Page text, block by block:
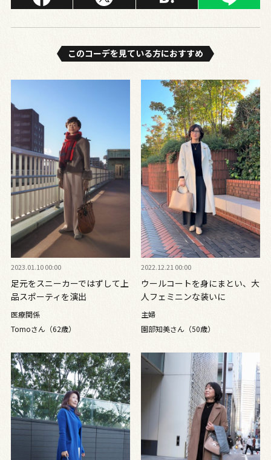
このコーデを⾒ている⽅におすすめ
2023.01.10 00:00
足元をスニーカーではずして上
品スポーティを演出
医療関係
Tomoさん（62歳）
2022.12.21 00:00
ウールコートを身にまとい、大
人フェミニンな装いに
主婦
園部知美さん（50歳）